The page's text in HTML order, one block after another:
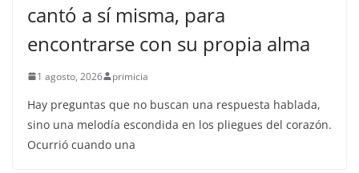
cantó a sí misma, para
encontrarse con su propia alma
1 agosto, 2026 primicia
Hay preguntas que no buscan una respuesta hablada,
sino una melodía escondida en los pliegues del corazón.
Ocurrió cuando una